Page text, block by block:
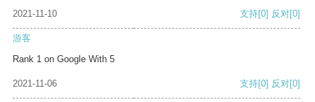
2021-11-10 支持[0] 反对[0]
游客
Rank 1 on Google With 5
2021-11-06 支持[0] 反对[0]